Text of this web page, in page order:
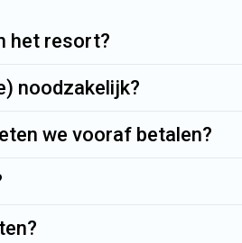
het resort?
noodzakelijk?
we vooraf betalen?